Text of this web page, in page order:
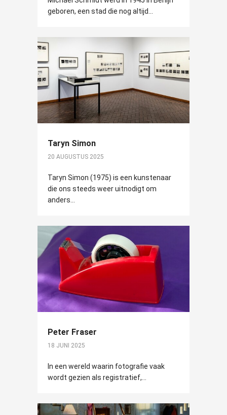
geboren, een stad die nog altijd...
Taryn Simon
20 AUGUSTUS 2025
Taryn Simon (1975) is een kunstenaar
die ons steeds weer uitnodigt om
anders...
Peter Fraser
18 JUNI 2025
In een wereld waarin fotografie vaak
wordt gezien als registratief,...